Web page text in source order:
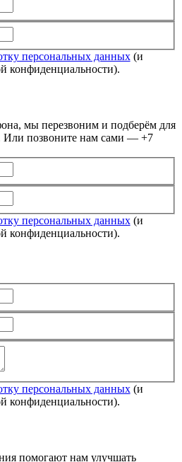
персональных данных(и
конфиденциальности).
мы перезвоним и подберём для
Или позвоните нам сами — +7
персональных данных(и
конфиденциальности).
персональных данных(и
конфиденциальности).
помогают нам улучшать